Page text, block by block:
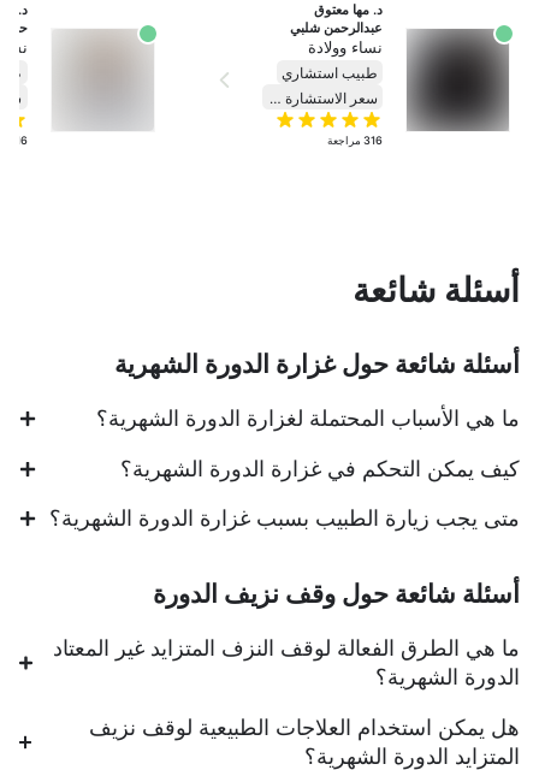
د. مها معتوق
عبدالرحمن شلبي
نساء وولادة
طبيب استشاري
سعر الاستشارة ٤٣٨
316 مراجعة 16
أسئلة شائعة
أسئلة شائعة حول غزارة الدورة الشهرية
ما هي الأسباب المحتملة لغزارة الدورة الشهرية؟
كيف يمكن التحكم في غزارة الدورة الشهرية؟
متى يجب زيارة الطبيب بسبب غزارة الدورة الشهرية؟
أسئلة شائعة حول وقف نزيف الدورة
ما هي الطرق الفعالة لوقف النزف المتزايد غير المعتاد
الدورة الشهرية؟
هل يمكن استخدام العلاجات الطبيعية لوقف نزيف
المتزايد الدورة الشهرية؟